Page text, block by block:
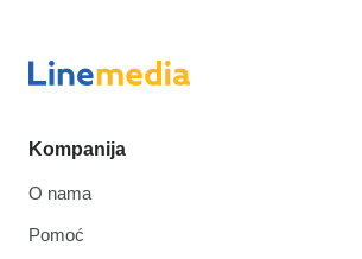
Kompanija
O nama
Pomoć